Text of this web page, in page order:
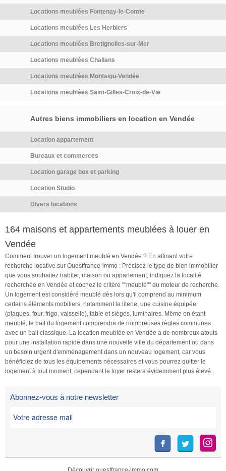
€/mois, régularisation annuelle.
climat A Montant moyen estimé
standard, établi à partir des
prix de l'énergie de l'année
risques auxquels ce […] Voir
d'été à 450 m, forêt et pistes
immobilière >>
Locations meublées Fontenay-le-Comte
Locations meublées Les Herbiers
Locations meublées Bretignolles-sur-Mer
Locations meublées Challans
Locations meublées Montaigu-Vendée
Locations meublées Saint-Gilles-Croix-de-Vie
Autres biens immobiliers en location en Vendée
Location appartement
Bureaux et commerces
Location garage box et parking
Location Studio
Divers locations
164 maisons et appartements meublées à louer en
Vendée
Comment trouver un logement meublé en Vendée ? En affinant votre
recherche locative sur Ouestfrance-immo : Précisez le type de bien immobilier
que vous souhaitez habiter, maison ou appartement, indiquez la localité
recherchée en Vendée et cochez le critère ""meublé"" du moteur de recherche.
Un logement est considéré meublé dès lors qu'il comprend au minimum
certains éléments mobiliers, notamment la literie, une cuisine équipée
(plaques, four, frigo, vaisselle), table et sièges, luminaires. Même en étant
meublé, le bail du logement comprendra de nombreuses règles communes
avec un bail classique. La location meublée en Vendée a de nombreux atouts
pour une installation rapide dans une nouvelle ville du département ou dans
un besoin urgent d'emménagement dans un nouveau logement, car vous
bénéficiez de tous les équipements nécessaires et vous pourrez quitter le
logement à tout moment, cependant le loyer restera évidemment plus élevé.
Abonnez-vous à notre newsletter